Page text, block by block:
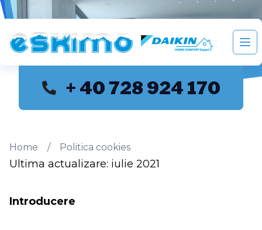
Home / Politica cookies
Eskimo distribuie si monteaza aparate de aer
+ 40 728 924 170
Ultima actualizare: iulie 2021
Introducere